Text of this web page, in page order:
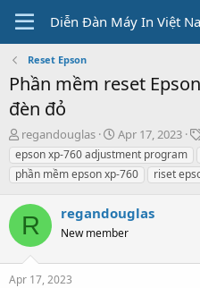
Diễn Đàn Máy In Việt
Reset Epson
Phần mềm reset
đèn đỏ
T
h
r
e
d
t
a
r
regandouglas
S
t
a
r
d
a
e
Apr 17, 2023
epson xp-760 adjustment program
phần mềm epson xp-760
riset
R regandouglas
New member
Apr 17, 2023